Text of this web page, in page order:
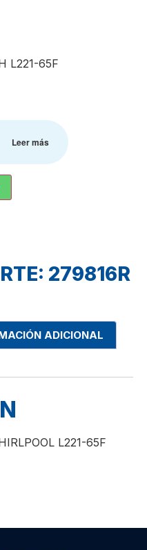
L221-65F
Leer más
279816R
ADICIONAL
L221-65F